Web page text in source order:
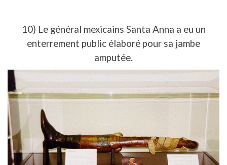
10) Le général mexicains Santa Anna a eu un
enterrement public élaboré pour sa jambe
amputée.